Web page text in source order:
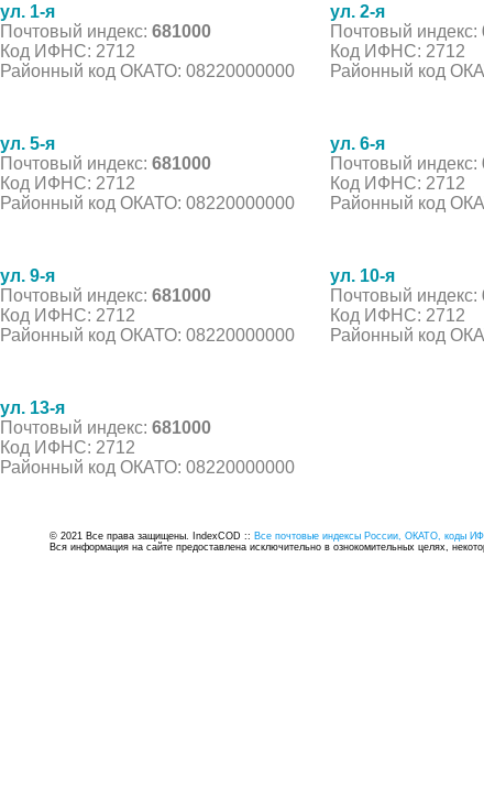
ул. 1-я
Почтовый индекс: 681000
Код ИФНС: 2712
Районный код ОКАТО: 08220000000
ул. 2-я
Почтовый индекс:
Код ИФНС: 2712
Районный код
ул. 5-я
Почтовый индекс: 681000
Код ИФНС: 2712
Районный код ОКАТО: 08220000000
ул. 6-я
Почтовый индекс:
Код ИФНС: 2712
Районный код
ул. 9-я
Почтовый индекс: 681000
Код ИФНС: 2712
Районный код ОКАТО: 08220000000
ул. 10-я
Почтовый индекс:
Код ИФНС: 2712
Районный код
ул. 13-я
Почтовый индекс: 681000
Код ИФНС: 2712
Районный код ОКАТО: 08220000000
© 2021 Все права защищены. IndexCOD :: Все почтовые индексы России, ОКАТО, коды
Вся информация на сайте предоставлена исключительно в ознокомительных целях,